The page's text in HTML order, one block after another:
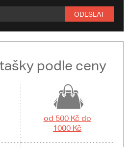
ODESLAT
podle ceny
od 500 Kč do
1000 Kč